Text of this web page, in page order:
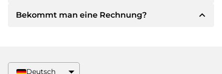
Nach einer Einigung wird der Inhaber Ihnen die
Zahlungsmethoden anbieten.
Bekommt man eine Rechnung? expand_less
größeren Kaufpreisen bekommen Sie auf
Deutsch